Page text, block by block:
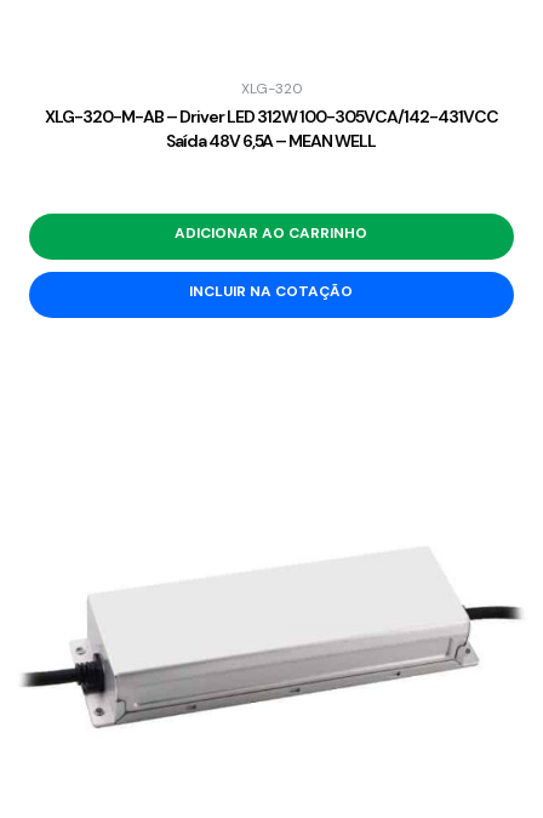
XLG-320
XLG-320-M-AB – Driver LED 312W 100-305VCA/142-431VCC
Saída 48V 6,5A – MEAN WELL
ADICIONAR AO CARRINHO
INCLUIR NA COTAÇÃO